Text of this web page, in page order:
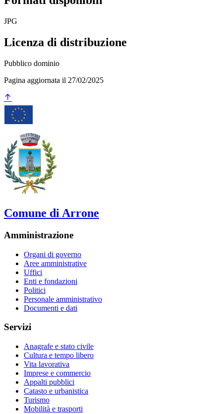
JPG
Licenza di distribuzione
Pubblico dominio
Pagina aggiornata il 27/02/2025
Comune di Arrone
Amministrazione
Organi di governo
Aree amministrative
Uffici
Enti e fondazioni
Politici
Personale amministrativo
Documenti e dati
Servizi
Anagrafe e stato civile
Cultura e tempo libero
Vita lavorativa
Imprese e commercio
Appalti pubblici
Catasto e urbanistica
Turismo
Mobilità e trasporti